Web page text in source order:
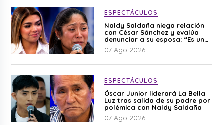
ESPECTÁCULOS
Naldy Saldaña niega relación
con César Sánchez y evalúa
denunciar a su esposa: “Es una
difamación”
07 Ago 2026
ESPECTÁCULOS
Óscar Junior liderará La Bella
Luz tras salida de su padre por
polémica con Naldy Saldaña
07 Ago 2026